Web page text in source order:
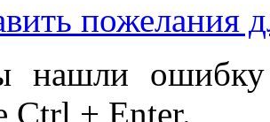
пожелания
нашли ошибку
Ctrl + Enter.